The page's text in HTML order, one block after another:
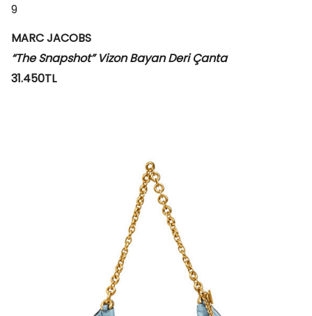
9
MARC JACOBS
“The Snapshot” Vizon Bayan Deri Çanta
31.450TL